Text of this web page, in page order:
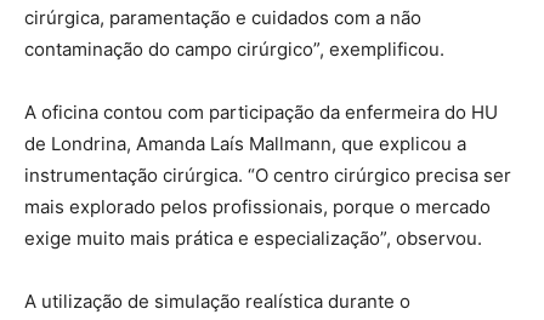
cirúrgica, paramentação e cuidados com a não
contaminação do campo cirúrgico”, exemplificou.
A oficina contou com participação da enfermeira do HU
de Londrina, Amanda Laís Mallmann, que explicou a
instrumentação cirúrgica. “O centro cirúrgico precisa ser
mais explorado pelos profissionais, porque o mercado
exige muito mais prática e especialização”, observou.
A utilização de simulação realística durante o